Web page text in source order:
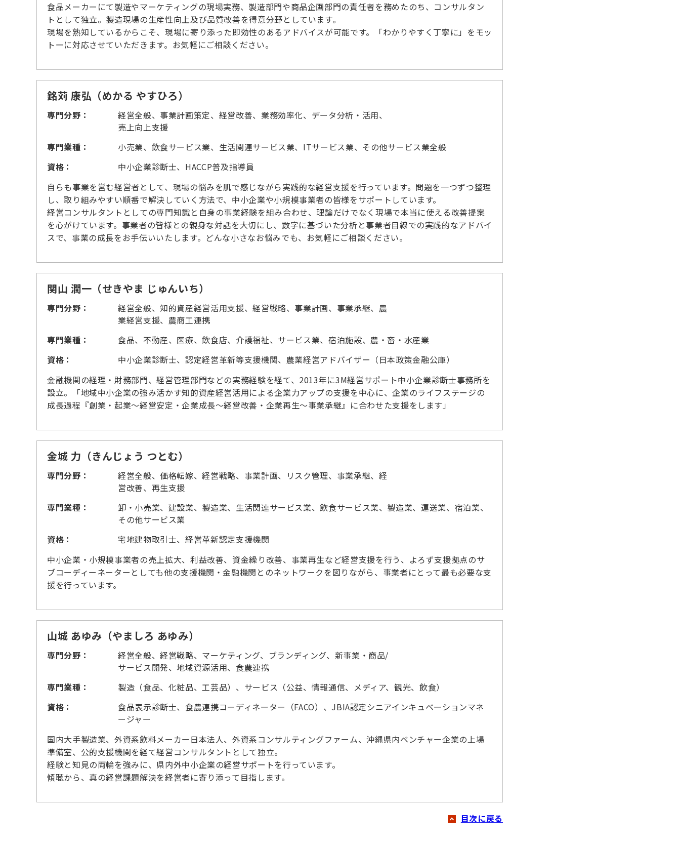
食品メーカーにて製造やマーケティングの現場実務、製造部門や商品企画部門の責任者を務めたのち、コンサルタン
トとして独立。製造現場の生産性向上及び品質改善を得意分野としています。
現場を熟知しているからこそ、現場に寄り添った即効性のあるアドバイスが可能です。「わかりやすく丁寧に」をモッ
トーに対応させていただきます。お気軽にご相談ください。
銘苅 康弘（めかる やすひろ）
専門分野：
経営全般、事業計画策定、経営改善、業務効率化、データ分析・活用、
売上向上支援
専門業種：
小売業、飲食サービス業、生活関連サービス業、ITサービス業、その他サービス業全般
資格：
中小企業診断士、HACCP普及指導員
自らも事業を営む経営者として、現場の悩みを肌で感じながら実践的な経営支援を行っています。問題を一つずつ整理
し、取り組みやすい順番で解決していく方法で、中小企業や小規模事業者の皆様をサポートしています。
経営コンサルタントとしての専門知識と自身の事業経験を組み合わせ、理論だけでなく現場で本当に使える改善提案
を心がけています。事業者の皆様との親身な対話を大切にし、数字に基づいた分析と事業者目線での実践的なアドバイ
スで、事業の成長をお手伝いいたします。どんな小さなお悩みでも、お気軽にご相談ください。
関山 潤一（せきやま じゅんいち）
専門分野：
経営全般、知的資産経営活用支援、経営戦略、事業計画、事業承継、農
業経営支援、農商工連携
専門業種：
食品、不動産、医療、飲食店、介護福祉、サービス業、宿泊施設、農・畜・水産業
資格：
中小企業診断士、認定経営革新等支援機関、農業経営アドバイザー（日本政策金融公庫）
金融機関の経理・財務部門、経営管理部門などの実務経験を経て、2013年に3M経営サポート中小企業診断士事務所を
設立。「地域中小企業の強み活かす知的資産経営活用による企業力アップの支援を中心に、企業のライフステージの
成長過程『創業・起業～経営安定・企業成長～経営改善・企業再生～事業承継』に合わせた支援をします」
金城 力（きんじょう つとむ）
専門分野：
経営全般、価格転嫁、経営戦略、事業計画、リスク管理、事業承継、経
営改善、再生支援
専門業種：
卸・小売業、建設業、製造業、生活関連サービス業、飲食サービス業、製造業、運送業、宿泊業、
その他サービス業
資格：
宅地建物取引士、経営革新認定支援機関
中小企業・小規模事業者の売上拡大、利益改善、資金繰り改善、事業再生など経営支援を行う、よろず支援拠点のサ
ブコーディーネーターとしても他の支援機関・金融機関とのネットワークを図りながら、事業者にとって最も必要な支
援を行っています。
山城 あゆみ（やましろ あゆみ）
専門分野：
経営全般、経営戦略、マーケティング、ブランディング、新事業・商品/
サービス開発、地域資源活用、食農連携
専門業種：
製造（食品、化粧品、工芸品）、サービス（公益、情報通信、メディア、観光、飲食）
資格：
食品表示診断士、食農連携コーディネーター（FACO）、JBIA認定シニアインキュベーションマネ
ージャー
国内大手製造業、外資系飲料メーカー日本法人、外資系コンサルティングファーム、沖縄県内ベンチャー企業の上場
準備室、公的支援機関を経て経営コンサルタントとして独立。
経験と知見の両輪を強みに、県内外中小企業の経営サポートを行っています。
傾聴から、真の経営課題解決を経営者に寄り添って目指します。
目次に戻る